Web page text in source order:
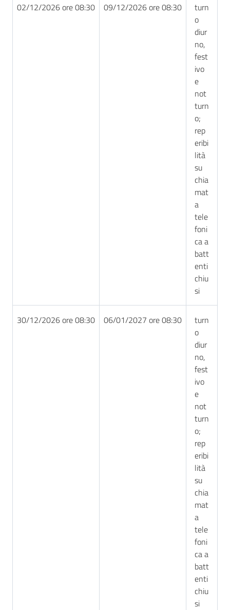
02/12/2026 ore 08:30 09/12/2026 ore 08:30
turn
o
diur
no,
fest
ivo
e
not
turn
o;
rep
eribi
lità
su
chia
mat
a
tele
foni
ca a
batt
enti
chiu
si
30/12/2026 ore 08:30 06/01/2027 ore 08:30
turn
o
diur
no,
fest
ivo
e
not
turn
o;
rep
eribi
lità
su
chia
mat
a
tele
foni
ca a
batt
enti
chiu
si